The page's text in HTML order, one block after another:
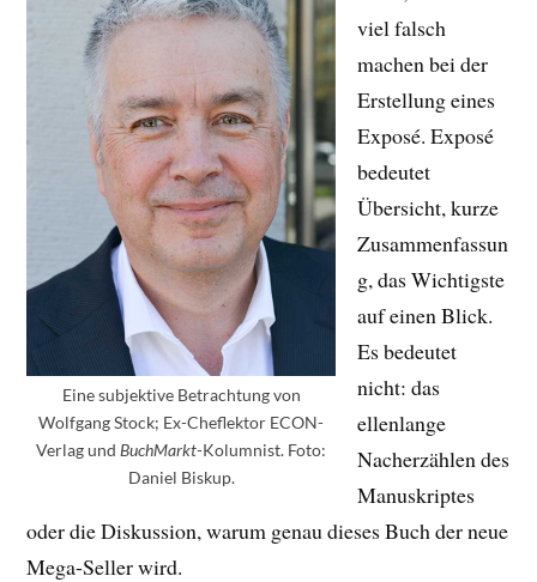
Eine subjektive Betrachtung von
Wolfgang Stock; Ex-Cheflektor ECON-
Verlag undBuchMarkt-Kolumnist. Foto:
Daniel Biskup.
viel falsch
machen bei der
Erstellung eines
Exposé. Exposé
bedeutet
Übersicht, kurze
Zusammenfassun
g, das Wichtigste
auf einen Blick.
Es bedeutet
nicht: das
ellenlange
Nacherzählen des
Manuskriptes
oder die Diskussion, warum genau dieses Buch der neue
Mega-Seller wird.